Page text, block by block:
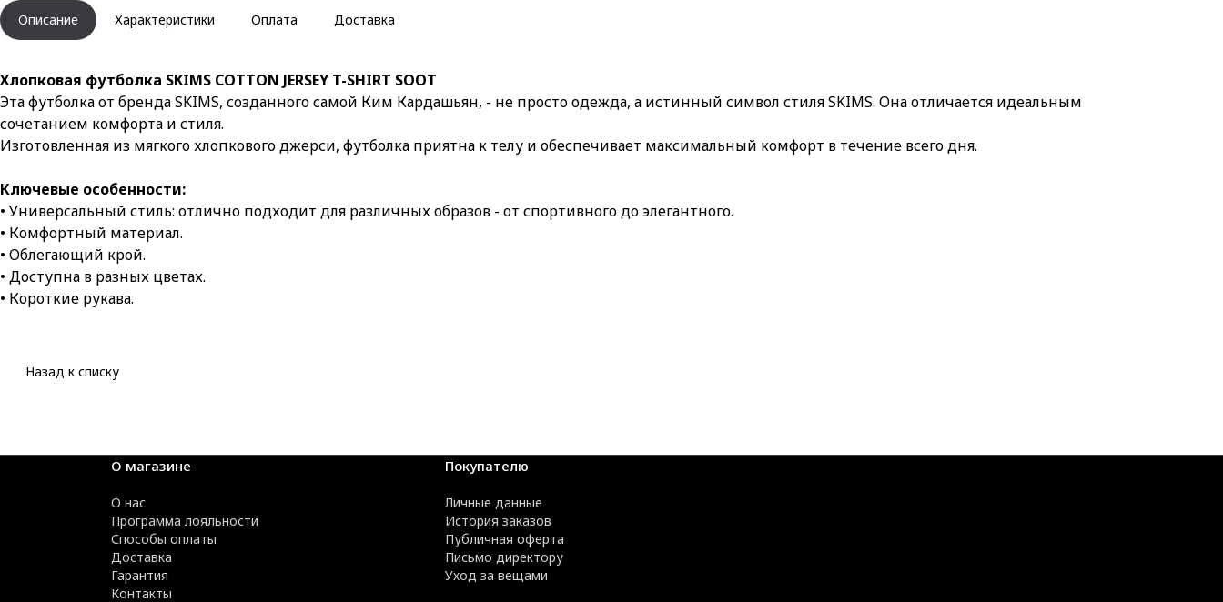
Описание Характеристики Оплата Доставка
Хлопковая футболка SKIMS COTTON JERSEY T-SHIRT SOOT
Эта футболка от бренда SKIMS, созданного самой Ким Кардашьян, - не просто одежда, а истинный символ стиля SKIMS. Она отличается идеальным
сочетанием комфорта и стиля.
Изготовленная из мягкого хлопкового джерси, футболка приятна к телу и обеспечивает максимальный комфорт в течение всего дня.
Ключевые особенности:
• Универсальный стиль: отлично подходит для различных образов - от спортивного до элегантного.
• Комфортный материал.
• Облегающий крой.
• Доступна в разных цветах.
• Короткие рукава.
Назад к списку
О магазине
О нас
Программа лояльности
Способы оплаты
Доставка
Гарантия
Контакты
Покупателю
Личные данные
История заказов
Публичная оферта
Письмо директору
Уход за вещами